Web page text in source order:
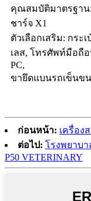
คุณสมบัติมาตรฐาน:
ชาร์จ X1
ตัวเลือกเสริม: กระ
เลส, โทรศัพท์มือถือ
PC,
ขายึดแบนรถเข็นขน
ก่อนหน้า: เครื่อง
ต่อไป: โรงพยาบ
P50 VETERINARY